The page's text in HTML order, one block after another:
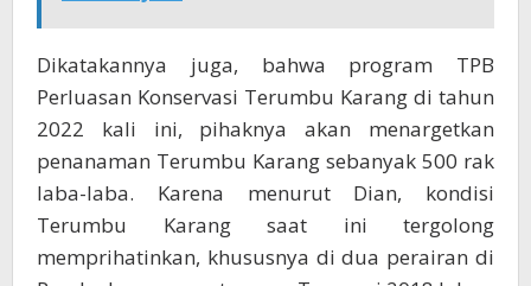
Dikatakannya juga, bahwa program TPB
Perluasan Konservasi Terumbu Karang di tahun
2022 kali ini, pihaknya akan menargetkan
penanaman Terumbu Karang sebanyak 500 rak
laba-laba. Karena menurut Dian, kondisi
Terumbu Karang saat ini tergolong
memprihatinkan, khususnya di dua perairan di